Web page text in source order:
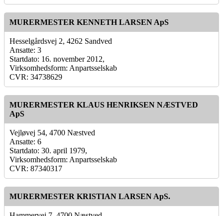
MURERMESTER KENNETH LARSEN ApS
Hesselgårdsvej 2, 4262 Sandved
Ansatte: 3
Startdato: 16. november 2012,
Virksomhedsform: Anpartsselskab
CVR: 34738629
MURERMESTER KLAUS HENRIKSEN NÆSTVED
ApS
Vejløvej 54, 4700 Næstved
Ansatte: 6
Startdato: 30. april 1979,
Virksomhedsform: Anpartsselskab
CVR: 87340317
MURERMESTER KRISTIAN LARSEN ApS.